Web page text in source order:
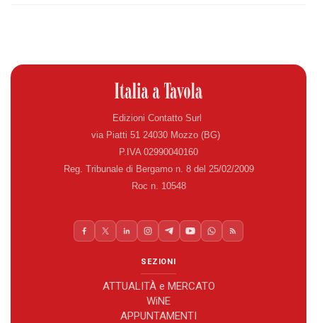
Edizioni Contatto Surl
via Piatti 51 24030 Mozzo (BG)
P.IVA 02990040160
Reg. Tribunale di Bergamo n. 8 del 25/02/2009
Roc n. 10548
SEZIONI
ATTUALITÀ e MERCATO
WiNE
APPUNTAMENTI